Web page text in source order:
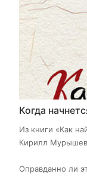
Когда
Из книги «Как
Кирилл Мурышев
Оправданно ли